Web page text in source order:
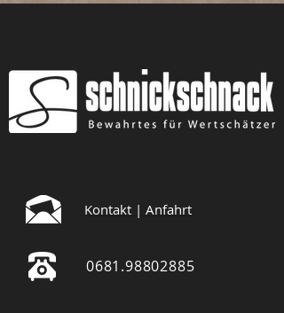
Kontakt | Anfahrt
0681.98802885